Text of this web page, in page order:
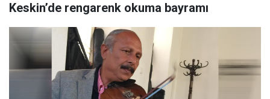
Keskin’de rengarenk okuma bayramı